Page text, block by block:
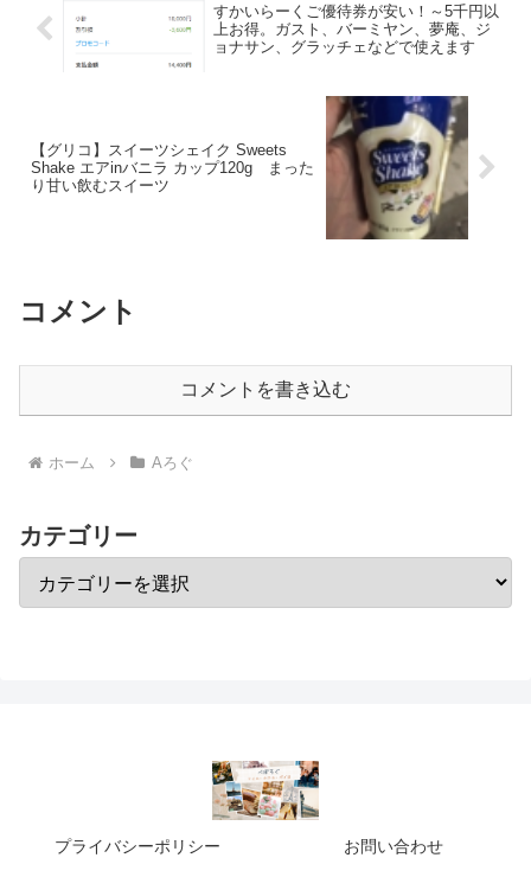
すかいらーくご優待券が安い！～5千円以
上お得。ガスト、バーミヤン、夢庵、ジ
ョナサン、グラッチェなどで使えます
【グリコ】スイーツシェイク Sweets
Shake エアinバニラ カップ120g まった
り甘い飲むスイーツ
コメント
コメントを書き込む
ホーム Aろぐ
カテゴリー
プライバシーポリシー お問い合わせ